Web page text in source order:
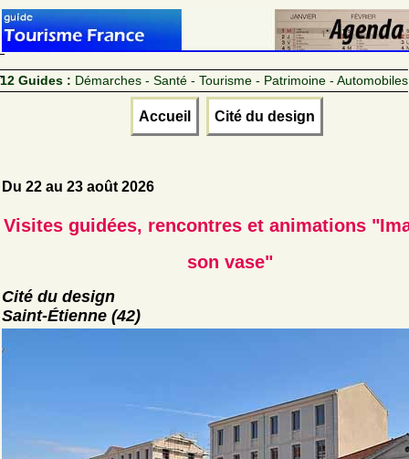
12 Guides : Démarches - Santé - Tourisme - Patrimoine - Automobiles
Accueil Cité du design
Du 22 au 23 août 2026
Visites guidées, rencontres et animations
son vase"
Cité du design
Saint-Étienne (42)